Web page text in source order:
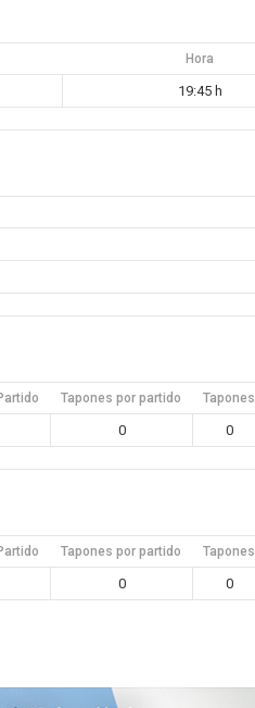
Hora
19:45 h
Tapones por partido Tapones
0 0
Tapones por partido Tapones
0 0